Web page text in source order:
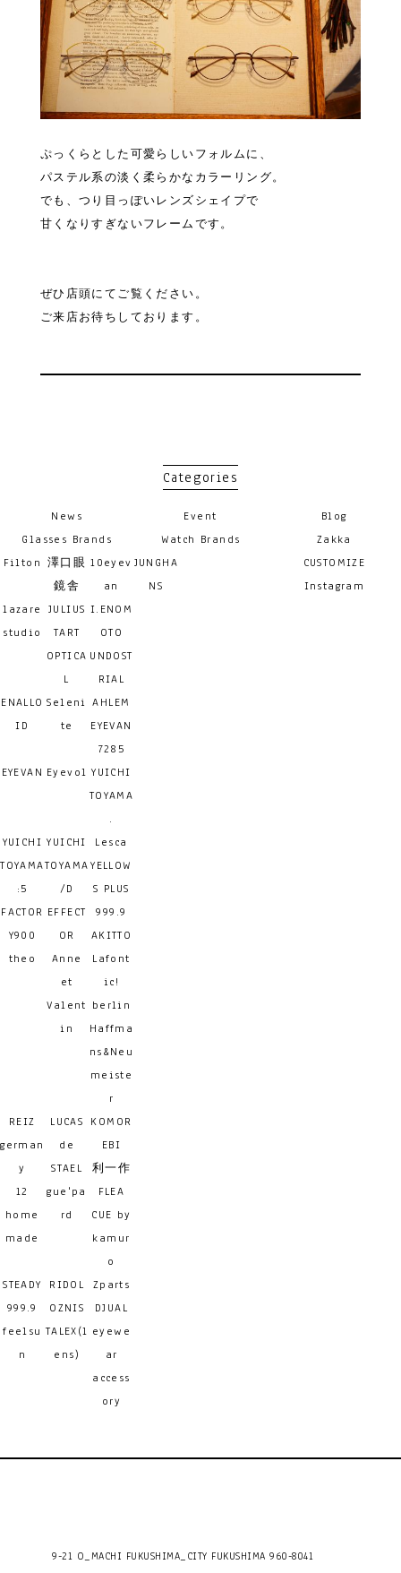
ぷっくらとした可愛らしいフォルムに、
パステル系の淡く柔らかなカラーリング。
でも、つり目っぽいレンズシェイプで
甘くなりすぎないフレームです。
ぜひ店頭にてご覧ください。
ご来店お待ちしております。
Categories
News Event
Blog
Glasses Brands
Filton 澤口眼
鏡舎
10eyev
an
lazare
studio
JULIUS
TART
OPTICA
L
I.ENOM
OTO
UNDOST
RIAL
ENALLO
ID
Seleni
te
AHLEM
EYEVAN
7285
EYEVAN Eyevol YUICHI
TOYAMA
.
YUICHI
TOYAMA
:5
YUICHI
TOYAMA
/D
Lesca
YELLOW
S PLUS
FACTOR
Y900
EFFECT
OR
999.9
AKITTO
theo
Anne
et
Valent
in
Lafont
ic!
berlin
Haffma
ns&Neu
meiste
r
REIZ
german
y
LUCAS
de
STAEL
KOMOR
EBI
利一作
12
home
made
gue'pa
rd
FLEA
CUE by
kamur
o
STEADY
RIDOL
Zparts
999.9
feelsu
n
OZNIS
DJUAL
TALEX(l
ens)
eyewe
ar
access
ory
Watch Brands
JUNGHA
NS
Zakka
CUSTOMIZE
Instagram
9-21 O_MACHI FUKUSHIMA_CITY FUKUSHIMA 960-8041